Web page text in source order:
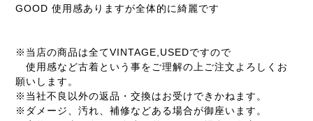
GOOD 使用感ありますが全体的に綺麗です
※当店の商品は全てVINTAGE,USEDですので
使用感など古着という事をご理解の上ご注文よろしくお
願いします。
※当社不良以外の返品・交換はお受けできかねます。
※ダメージ、汚れ、補修などある場合が御座います。